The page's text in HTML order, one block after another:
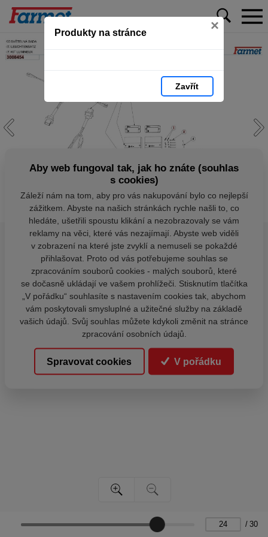
Produkty na stránce ×
Zavřít
/ 30
Aby web fungoval tak, jak ho znáte (souhlas
s cookies)
Záleží nám na tom, aby pro vás nakupování bylo co nejlepší
zážitkem. Abyste na našich stránkách rychle našli to, co
hledáte, ušetřili spoustu klikání a nezobrazovaly se vám
reklamy na věci, které vás nezajímají. Abyste web viděli
v zobrazení na které jste zvyklí a nemuseli se pokaždé
přihlašovat. Proto od vás potřebujeme souhlas se
zpracováním souborů cookies - malých souborů, které
se dočasně ukládají ve vašem prohlížeči. Stisknutím tlačítka
„V pořádku“ souhlasíte s nastavením cookies tak, abychom
vám poskytovali smysluplné a užitečné služby na základě
vašich údajů. Svůj souhlas můžete kdykoli změnit na stránce
zpracování osobních údajů.
Spravovat cookies V pořádku